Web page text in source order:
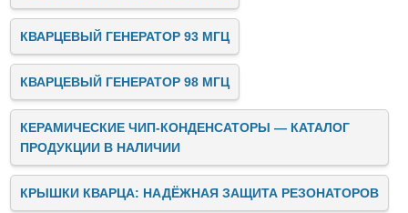
КВАРЦЕВЫЙ ГЕНЕРАТОР 93 МГЦ
КВАРЦЕВЫЙ ГЕНЕРАТОР 98 МГЦ
КЕРАМИЧЕСКИЕ ЧИП-КОНДЕНСАТОРЫ — КАТАЛОГ
ПРОДУКЦИИ В НАЛИЧИИ
КРЫШКИ КВАРЦА: НАДЁЖНАЯ ЗАЩИТА РЕЗОНАТОРОВ